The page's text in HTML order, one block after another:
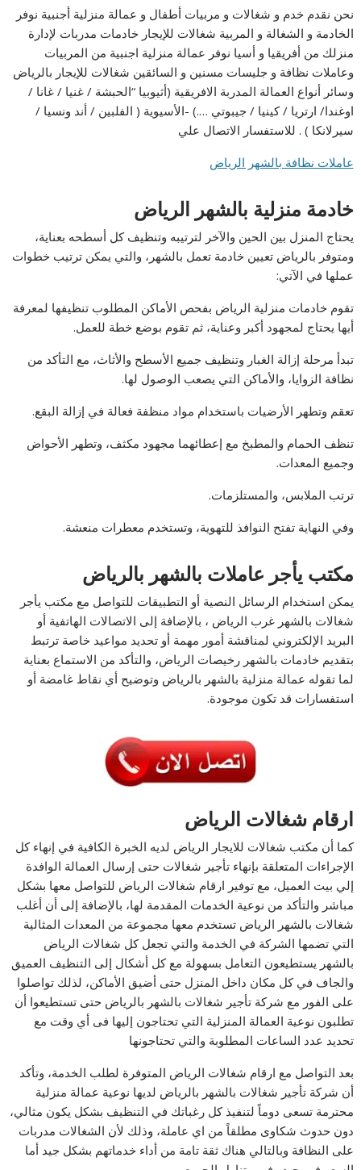
نحن نقدم خدم و شغالات و مربيات أطفال و عمالة منزلية أجنبية نوفر
الخادمة و الشغالة و المربية شغالات للإيجار خادمات مدربات لإدارة
منزلك من أفريقيا و أسيا نوفر عمالة منزلية اجنبية من المربيات
وعاملات نظافة و جليسات مسنين و السائقين شغالات للإيجار بالرياض
وسائر أنواع العمالة المدربة الافريقية (أثيوبيا “الحبشة / غنيا / غانا /
اوغندا/ ارتريا / كينيا / جيبوتي ….) -الأسيوية ( الفلبين / أند ونسيا /
سيرلانكا ) . للاستفسار الاتصال علي
عاملات نظافة بالشهر الرياض
خادمة منزلية بالشهر الرياض
يحتاج المنزل بين الحين والآخر لترتيبه وتنظيف كل أسطحه بعناية،
ومتوفر بالرياض تعيين خادمة تعمل بالشهر، والتي يمكن ترتيب خطوات
عملها في الآتي:
تقوم خادمات منزلية الرياض بفحص الأماكن المطلوب تنظيفها لمعرفة
أيها يحتاج لمجهود أكبر وعناية، ثم تقوم بوضع خطة للعمل.
تبدأ مرحلة إزالة الغبار وتنظيف جميع الأسطح والأثاث، مع التأكد من
نظافة الزوايا، والأماكن التي يصعب الوصول لها.
تعقم وتطهر الأرضيات باستخدام مواد منظفة فعالة في إزالة البقع.
تنظف الحمام والمطبخ مع إعطائهما مجهود مكثف، وتطهر الأحواض
وجميع المعدات.
ترتب الملابس، والمستلزمات.
وفي النهاية تفتح النوافذ للتهوية، وتستخدم معطرات منعشة.
مكتب يأجر عاملات بالشهر بالرياض
يمكن استخدام الرسائل النصية أو التطبيقات للتواصل مع مكتب يأجر
شغالات بالشهر غرب الرياض ، بالإضافة إلى الاتصالات الهاتفية أو
البريد الإلكتروني لمناقشة أمور مهمة أو تحديد مواعيد خاصة ترتبط
بتقديم خادمات بالشهر رخيصات الرياض، والتأكد من الاستماع بعناية
لما تقوله عمالة منزلية بالشهر بالرياض وتوضيح أي نقاط غامضة أو
استفسارات قد تكون موجودة.
ارقام شغالات الرياض
كما أن مكتب شغالات للايجار الرياض لديه الخبرة الكافية في إنهاء كل
الإجراءات المتعلقة بإنهاء تأجير شغالات حتى إرسال العمالة الوافدة
إلي بيت العميل، مع توفير ارقام شغالات الرياض للتواصل معها بشكل
مباشر والتأكد من نوعية الخدمات المقدمة لها، بالإضافة إلى أن أغلب
شغالات بالشهر الرياض تستخدم معها مجموعة من المعدات المثالية
التي تضمها الشركة في الخدمة والتي تجعل كل شغالات الرياض
بالشهر يستطيعون التعامل بسهولة مع كل أشكال إلى التنظيف العميق
والجاف في كل مكان داخل المنزل حتى أضيق الأماكن، لذلك تواصلوا
على الفور مع شركة تأجير شغالات بالشهر بالرياض حتى تستطيعوا أن
تطلبون نوعية العمالة المنزلية التي تحتاجون إليها فى أي وقت مع
تحديد عدد الساعات المطلوبة والتي تحتاجونها
بعد التواصل مع ارقام شغالات الرياض المتوفرة لطلب الخدمة، وتأكد
أن شركة تأجير شغالات بالشهر بالرياض لديها نوعية عمالة منزلية
محترمة تسعى دوماً لتنفيذ كل رغباتك في التنظيف بشكل يكون مثالي،
دون حدوث شكاوى مطلقاً من اي عاملة، وذلك لأن الشغالات مدربات
على النظافة وبالتالي هناك ثقة تامة من أداء خدماتهم بشكل جيد أما